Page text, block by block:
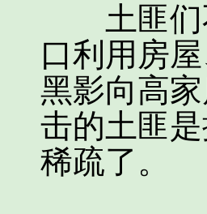
土匪们不
口利用房
黑影向高
击的土匪
稀疏了。